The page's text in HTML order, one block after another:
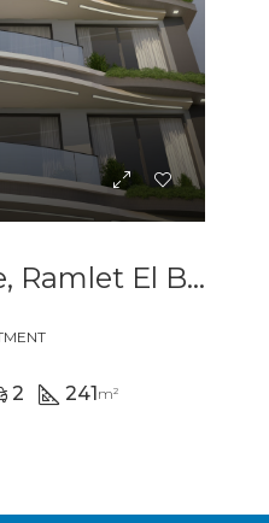
Calla Residence, Ramlet El Bayda
2 241 m²